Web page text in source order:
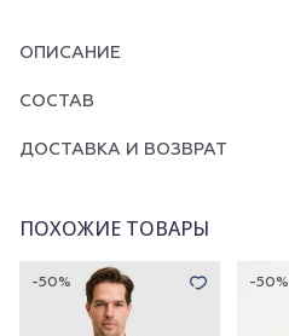
ОПИСАНИЕ
СОСТАВ
ДОСТАВКА И ВОЗВРАТ
ПОХОЖИЕ ТОВАРЫ
-50% -50%